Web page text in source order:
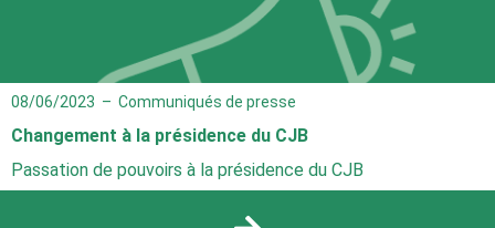
08/06/2023 – Communiqués de presse
Changement à la présidence du CJB
Passation de pouvoirs à la présidence du CJB